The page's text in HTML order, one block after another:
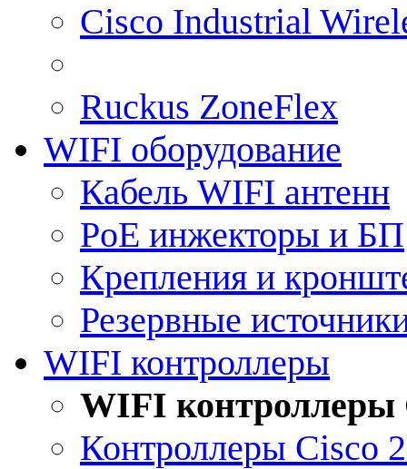
Cisco Industrial
Ruckus ZoneFlex
WIFI оборудование
Кабель WIFI антенн
PoE инжекторы и БП
Крепления и
Резервные
WIFI контроллеры
WIFI контроллеры
Контроллеры Cisco